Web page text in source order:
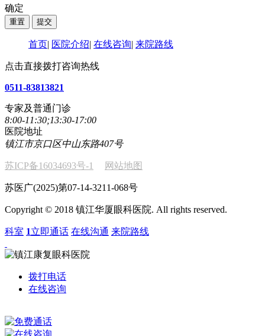
确定
首页 医院介绍 在线咨询 来院路线
点击直接拨打咨询热线
0511-83813821
专家及普通门诊
8:00-11:30;13:30-17:00
医院地址
镇江市京口区中山东路407号
苏ICP备16034693号-1 网站地图
苏医广(2025)第07-14-3211-068号
Copyright © 2018 镇江华厦眼科医院. All rights reserved.
科室 1立即通话 在线沟通 来院路线
拨打电话
在线咨询